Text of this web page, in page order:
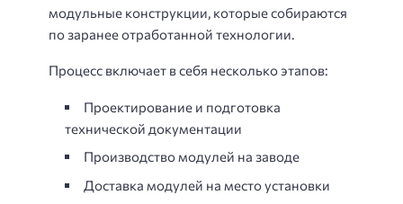
модульные конструкции, которые собираются
по заранее отработанной технологии.
Процесс включает в себя несколько этапов:
Проектирование и подготовка
технической документации
Производство модулей на заводе
Доставка модулей на место установки